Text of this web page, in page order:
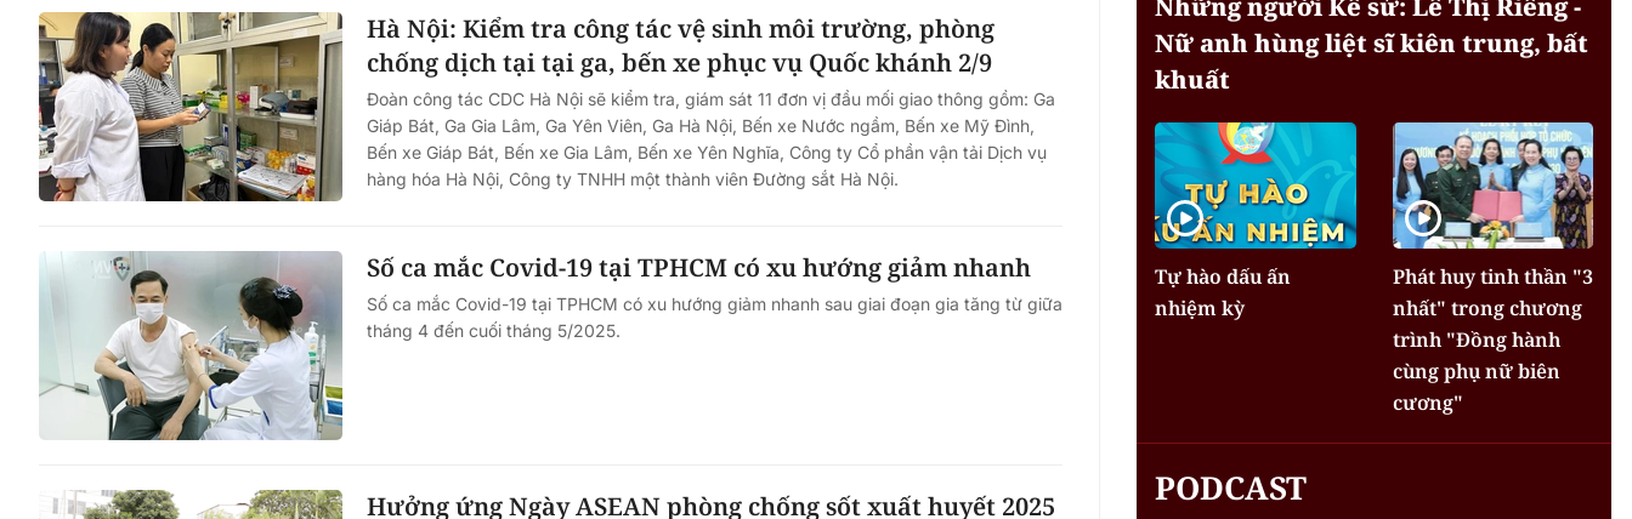
Hà Nội: Kiểm tra công tác vệ sinh môi trường, phòng
chống dịch tại tại ga, bến xe phục vụ Quốc khánh 2/9
Đoàn công tác CDC Hà Nội sẽ kiểm tra, giám sát 11 đơn vị đầu mối giao thông gồm: Ga
Giáp Bát, Ga Gia Lâm, Ga Yên Viên, Ga Hà Nội, Bến xe Nước ngầm, Bến xe Mỹ Đình,
Bến xe Giáp Bát, Bến xe Gia Lâm, Bến xe Yên Nghĩa, Công ty Cổ phần vận tải Dịch vụ
hàng hóa Hà Nội, Công ty TNHH một thành viên Đường sắt Hà Nội.
Số ca mắc Covid-19 tại TPHCM có xu hướng giảm nhanh
Số ca mắc Covid-19 tại TPHCM có xu hướng giảm nhanh sau giai đoạn gia tăng từ giữa
tháng 4 đến cuối tháng 5/2025.
Hưởng ứng Ngày ASEAN phòng chống sốt xuất huyết 2025
Những người Kể sử: Lê Thị Riêng -
Nữ anh hùng liệt sĩ kiên trung, bất
khuất
Tự hào dấu ấn
nhiệm kỳ
Phát huy tinh thần "3
nhất" trong chương
trình "Đồng hành
cùng phụ nữ biên
cương"
PODCAST